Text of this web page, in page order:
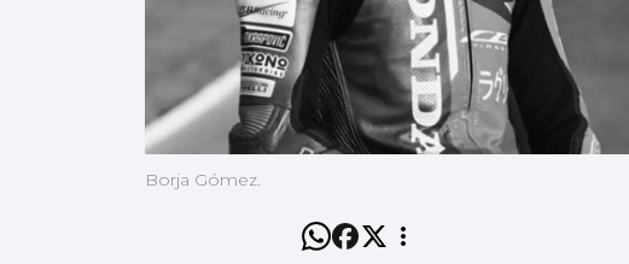
Borja Gómez.